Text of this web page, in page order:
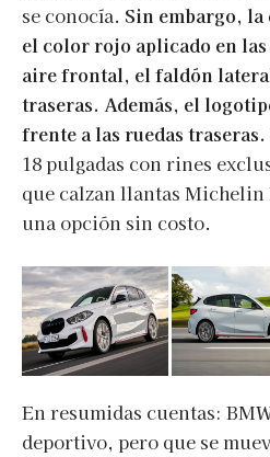
se conocía. Sin embargo,
el color rojo aplicado en
aire frontal, el faldón
traseras. Además, el
frente a las ruedas traseras.
18 pulgadas con rines
que calzan llantas
una opción sin costo.
En resumidas cuentas:
deportivo, pero que se